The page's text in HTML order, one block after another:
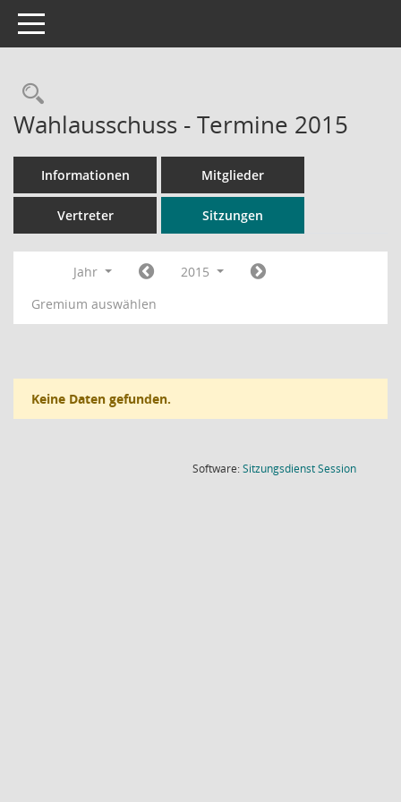
Toggle navigation
Rechercheauswahl
Wahlausschuss - Termine 2015
Informationen Mitglieder
Vertreter Sitzungen
Jahr
2015
Gremium auswählen
Keine Daten gefunden.
Software:SitzungsdienstSession(Wird in